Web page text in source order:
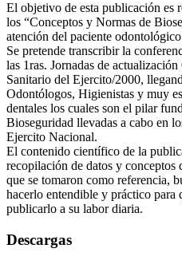
El objetivo de esta publicación es
los “Conceptos y Normas de
atención del paciente
Se pretende transcribir la
las 1ras. Jornadas de
Sanitario del Ejercito/2000,
Odontólogos, Higienistas y muy
dentales los cuales son el pilar
Bioseguridad llevadas a cabo en
Ejercito Nacional.
El contenido científico de la
recopilación de datos y conceptos
que se tomaron como referencia,
hacerlo entendible y práctico para
publicarlo a su labor diaria.
Descargas